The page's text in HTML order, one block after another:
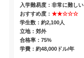
入学難易度：非常に難しい
おすすめ度：★★☆☆☆
学生数：約2,100人
立地：郊外
合格率：75%
学費：約48,000ドル/年